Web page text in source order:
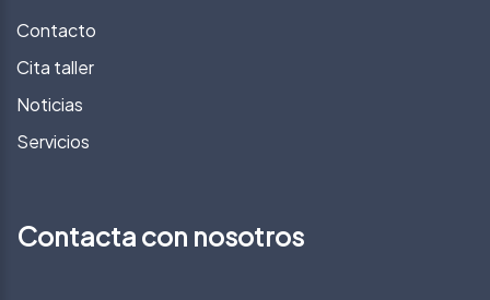
Contacto
Cita taller
Noticias
Servicios
Contacta con nosotros